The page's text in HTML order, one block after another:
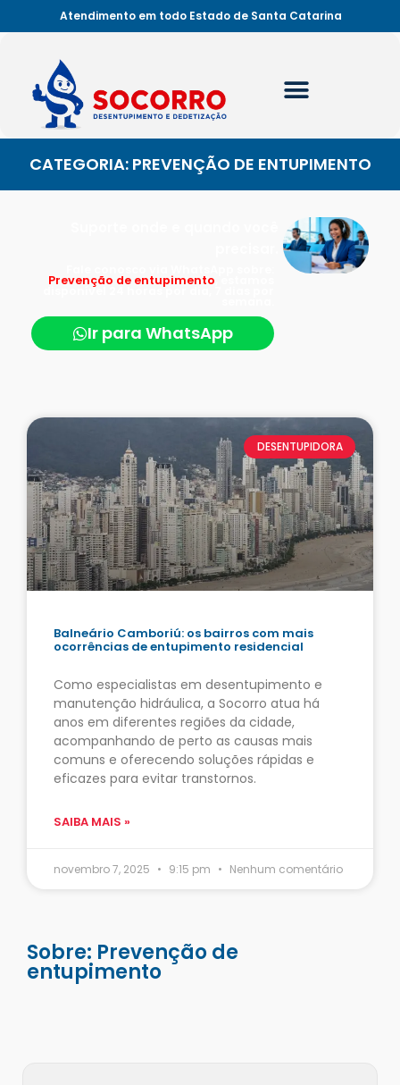
Atendimento em todo Estado de Santa Catarina
CATEGORIA: PREVENÇÃO DE ENTUPIMENTO
Prevenção de entupimento
disponível 24 horas por dia, 7 dias por
Ir para WhatsApp
DESENTUPIDORA
Balneário Camboriú: os bairros com mais
ocorrências de entupimento residencial
Como especialistas em desentupimento e
manutenção hidráulica, a Socorro atua há
anos em diferentes regiões da cidade,
acompanhando de perto as causas mais
comuns e oferecendo soluções rápidas e
eficazes para evitar transtornos.
SAIBA MAIS »
novembro 7, 2025 9:15 pm Nenhum comentário
Sobre: Prevenção de
entupimento